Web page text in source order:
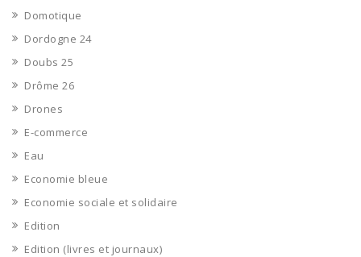
Domotique
Dordogne 24
Doubs 25
Drôme 26
Drones
E-commerce
Eau
Economie bleue
Economie sociale et solidaire
Edition
Edition (livres et journaux)